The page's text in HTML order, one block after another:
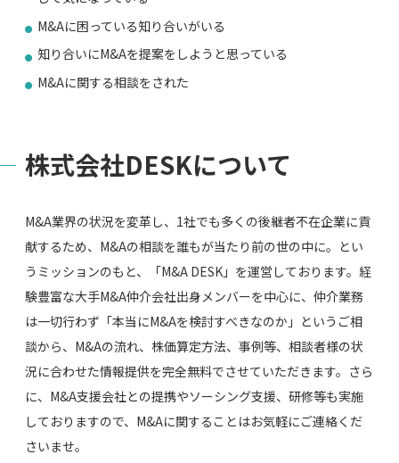
M&Aに困っている知り合いがいる
知り合いにM&Aを提案をしようと思っている
M&Aに関する相談をされた
株式会社DESKについて
M&A業界の状況を変革し、1社でも多くの後継者不在企業に貢
献するため、M&Aの相談を誰もが当たり前の世の中に。とい
うミッションのもと、「M&A DESK」を運営しております。経
験豊富な大手M&A仲介会社出身メンバーを中心に、仲介業務
は一切行わず「本当にM&Aを検討すべきなのか」というご相
談から、M&Aの流れ、株価算定方法、事例等、相談者様の状
況に合わせた情報提供を完全無料でさせていただきます。さら
に、M&A支援会社との提携やソーシング支援、研修等も実施
しておりますので、M&Aに関することはお気軽にご連絡くだ
さいませ。